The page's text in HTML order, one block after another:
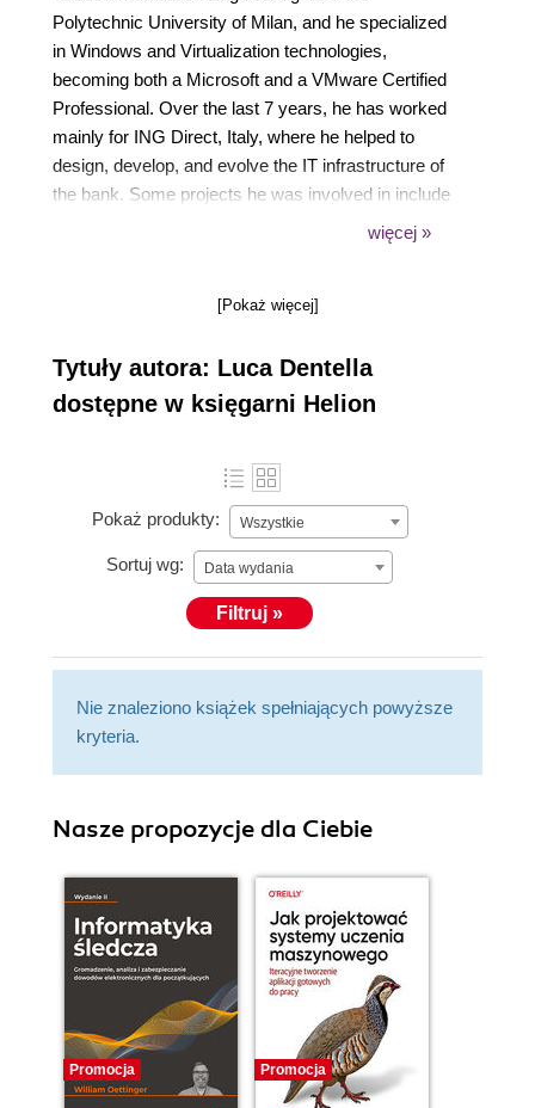
Polytechnic University of Milan, and he specialized
in Windows and Virtualization technologies,
becoming both a Microsoft and a VMware Certified
Professional. Over the last 7 years, he has worked
mainly for ING Direct, Italy, where he helped to
design, develop, and evolve the IT infrastructure of
the bank. Some projects he was involved in include
call center virtualization, design of bankshop
past, he worked as a Java/C# developer. Now, he
programs to automate administrative tasks.He
designs, implements, and administers XenApp
farms for different customers. He's the author of
Publishing. You can visit Luca's blog at
https://www.lucadentella.it.
więcej »
[Pokaż więcej]
Tytuły autora: Luca Dentella
dostępne w księgarni Helion
Pokaż produkty: Wszystkie
Sortuj wg: Data wydania
Filtruj »
Nie znaleziono książek spełniających powyższe
kryteria.
Nasze propozycje dla Ciebie
Promocja Promocja